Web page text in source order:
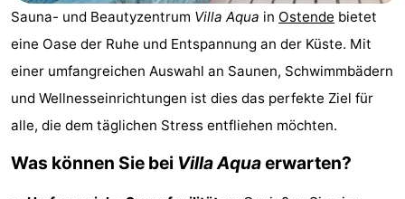
Breeduyn
-
Zimmer
(mit
Lastminutes
Sauna- und Beautyzentrum Villa Aqua in Ostende bietet
eine Oase der Ruhe und Entspannung an der Küste. Mit
einer umfangreichen Auswahl an Saunen, Schwimmbädern
und Wellnesseinrichtungen ist dies das perfekte Ziel für
alle, die dem täglichen Stress entfliehen möchten.
Was können Sie bei Villa Aquaerwarten?